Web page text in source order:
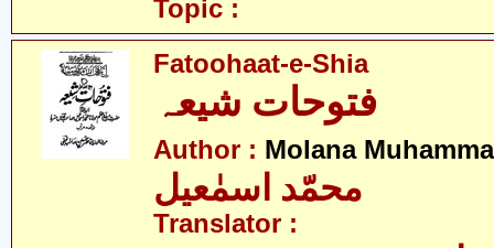
Topic :
Fatoohaat-e-Shia
فتوحات شیعہ
Author : Molana
محمّد اسمٰعیل
Translator :